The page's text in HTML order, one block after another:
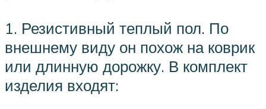
1. Резистивный теплый пол. По
внешнему виду он похож на коврик
или длинную дорожку. В комплект
изделия входят: